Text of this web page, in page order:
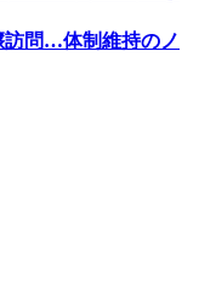
訪問…体制維持のノ